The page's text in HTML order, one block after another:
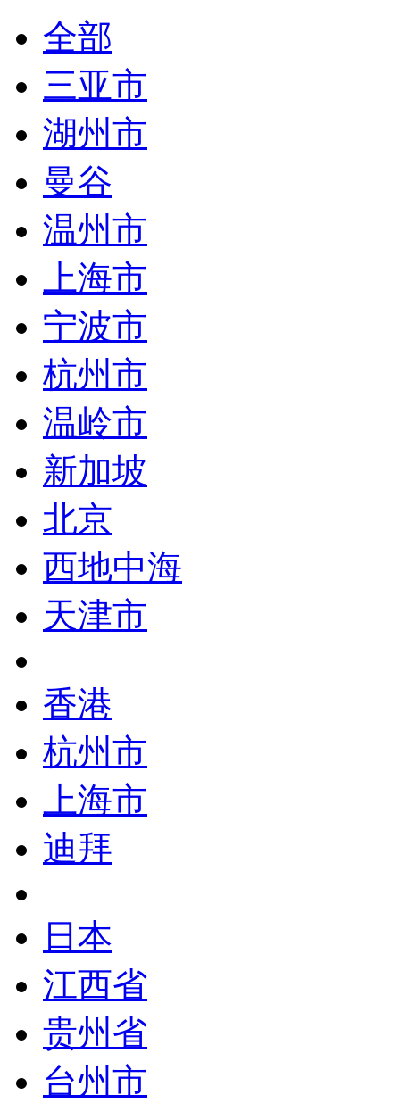
全部
三亚市
湖州市
曼谷
温州市
上海市
宁波市
杭州市
温岭市
新加坡
北京
西地中海
天津市
香港
杭州市
上海市
迪拜
日本
江西省
贵州省
台州市